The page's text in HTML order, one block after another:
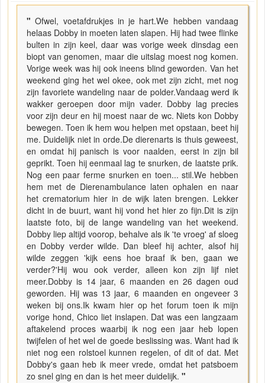
"Ofwel, voetafdrukjes in je hart.We hebben vandaag
helaas Dobby in moeten laten slapen. Hij had twee flinke
bulten in zijn keel, daar was vorige week dinsdag een
biopt van genomen, maar die uitslag moest nog komen.
Vorige week was hij ook ineens blind geworden. Van het
weekend ging het wel okee, ook met zijn zicht, met nog
zijn favoriete wandeling naar de polder.Vandaag werd ik
wakker geroepen door mijn vader. Dobby lag precies
voor zijn deur en hij moest naar de wc. Niets kon Dobby
bewegen. Toen ik hem wou helpen met opstaan, beet hij
me. Duidelijk niet in orde.De dierenarts is thuis geweest,
en omdat hij panisch is voor naalden, eerst in zijn bil
geprikt. Toen hij eenmaal lag te snurken, de laatste prik.
Nog een paar ferme snurken en toen... stil.We hebben
hem met de Dierenambulance laten ophalen en naar
het crematorium hier in de wijk laten brengen. Lekker
dicht in de buurt, want hij vond het hier zo fijn.Dit is zijn
laatste foto, bij de lange wandeling van het weekend.
Dobby liep altijd voorop, behalve als ik 'te vroeg' af sloeg
en Dobby verder wilde. Dan bleef hij achter, alsof hij
wilde zeggen 'kijk eens hoe braaf ik ben, gaan we
verder?'Hij wou ook verder, alleen kon zijn lijf niet
meer.Dobby is 14 jaar, 6 maanden en 26 dagen oud
geworden. Hij was 13 jaar, 6 maanden en ongeveer 3
weken bij ons.Ik kwam hier op het forum toen ik mijn
vorige hond, Chico liet inslapen. Dat was een langzaam
aftakelend proces waarbij ik nog een jaar heb lopen
twijfelen of het wel de goede beslissing was. Want had ik
niet nog een rolstoel kunnen regelen, of dit of dat. Met
Dobby's gaan heb ik meer vrede, omdat het patsboem
zo snel ging en dan is het meer duidelijk. "